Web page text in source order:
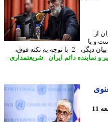
با
فوق،
دائم ایران - شریعتمداری-
جمعه 11